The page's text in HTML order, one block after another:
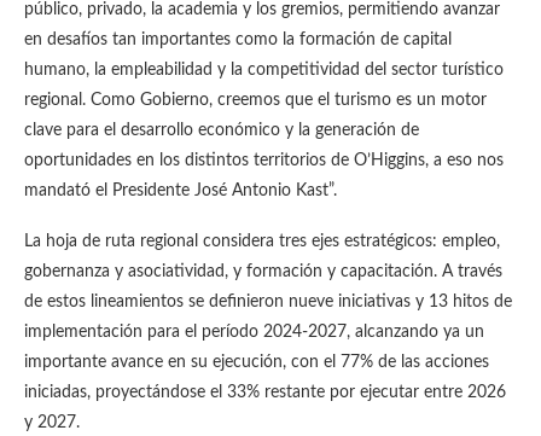
público, privado, la academia y los gremios, permitiendo avanzar
en desafíos tan importantes como la formación de capital
humano, la empleabilidad y la competitividad del sector turístico
regional. Como Gobierno, creemos que el turismo es un motor
clave para el desarrollo económico y la generación de
oportunidades en los distintos territorios de O’Higgins, a eso nos
mandató el Presidente José Antonio Kast”.
La hoja de ruta regional considera tres ejes estratégicos: empleo,
gobernanza y asociatividad, y formación y capacitación. A través
de estos lineamientos se definieron nueve iniciativas y 13 hitos de
implementación para el período 2024-2027, alcanzando ya un
importante avance en su ejecución, con el 77% de las acciones
iniciadas, proyectándose el 33% restante por ejecutar entre 2026
y 2027.